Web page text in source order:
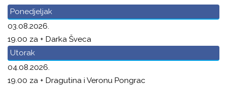
Ponedjeljak
03.08.2026.
19.00 za + Darka Šveca
Utorak
04.08.2026.
19.00 za + Dragutina i Veronu Pongrac